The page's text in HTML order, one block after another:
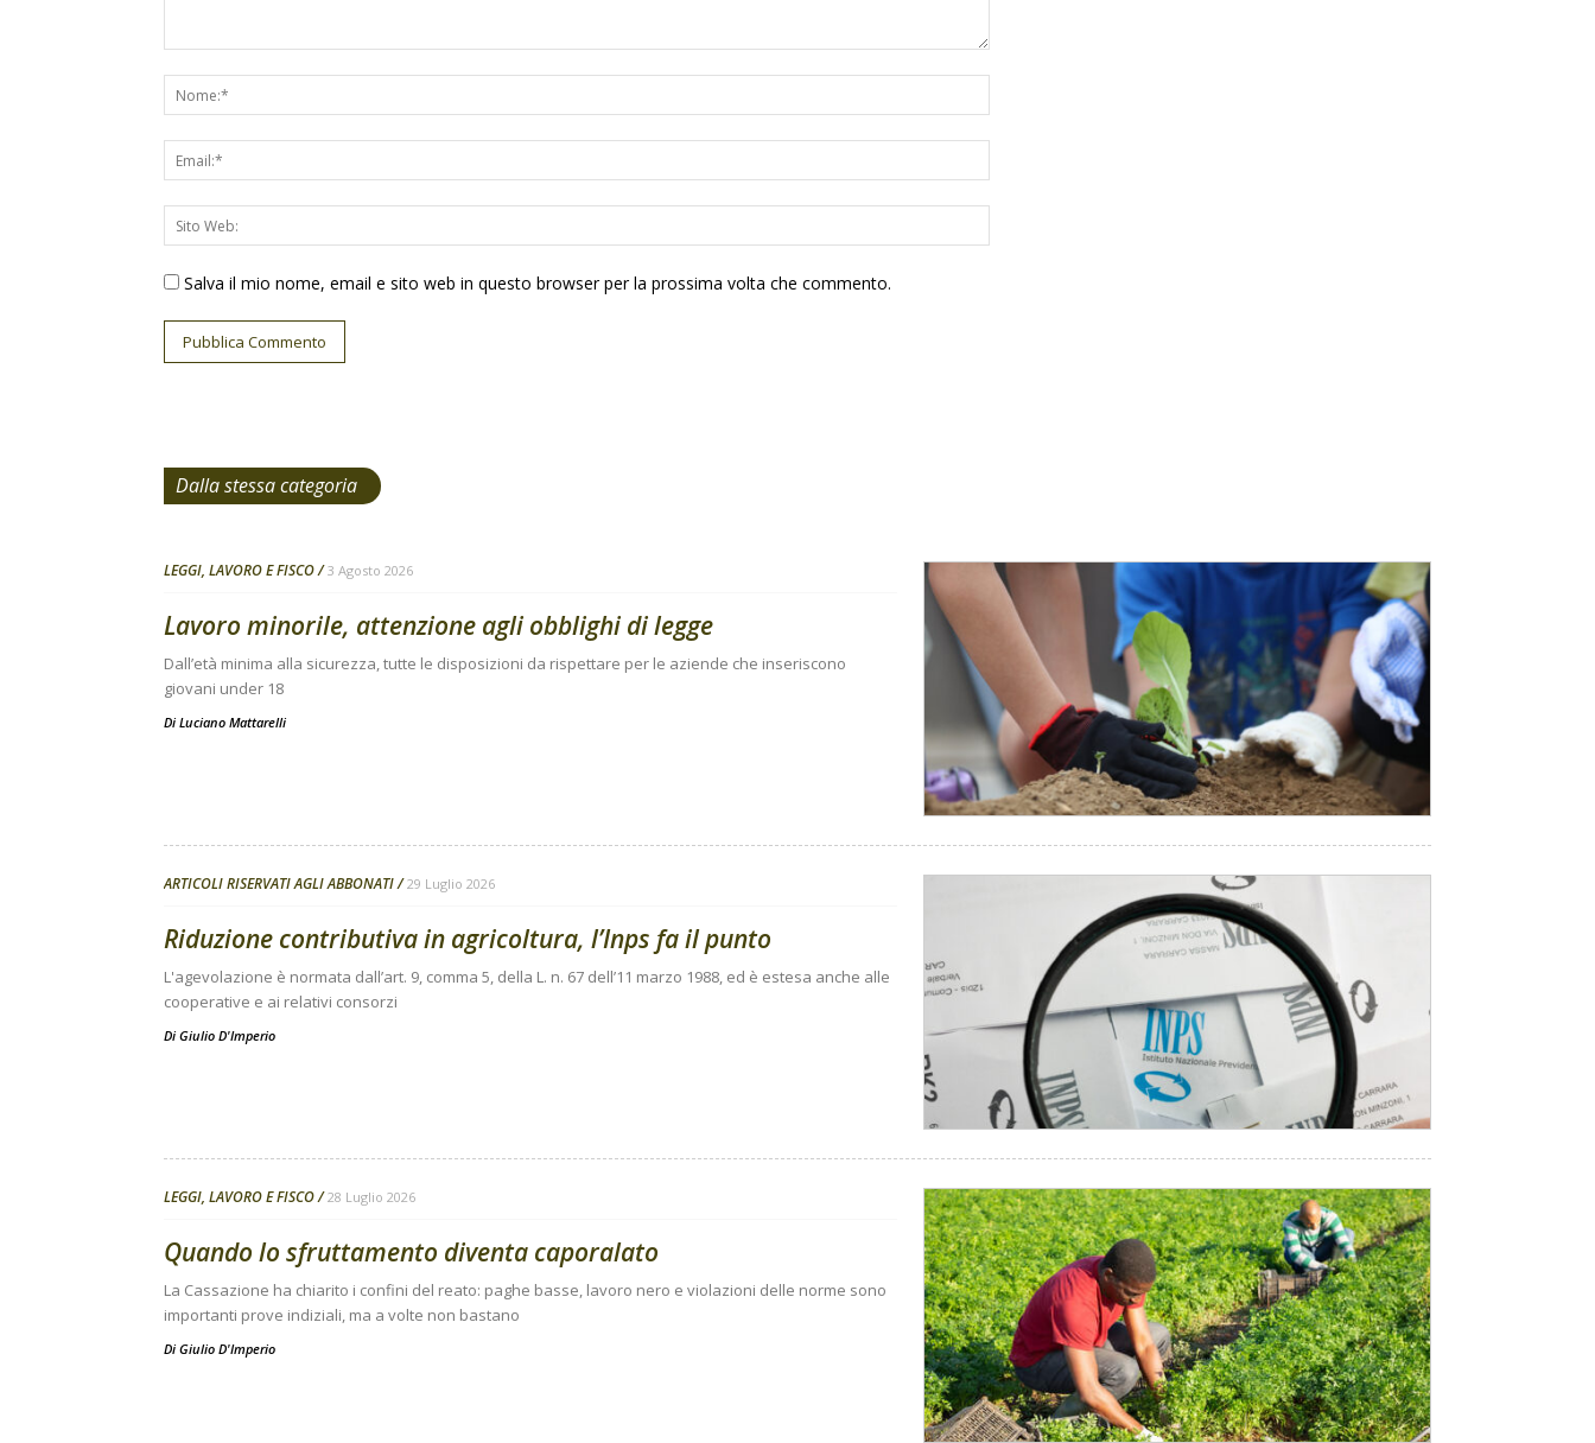
Salva il mio nome, email e sito web in questo browser per la prossima volta che commento.
Dalla stessa categoria
LEGGI, LAVORO E FISCO 3 Agosto 2026
Lavoro minorile, attenzione agli obblighi di legge
Dall’età minima alla sicurezza, tutte le disposizioni da rispettare per le aziende che inseriscono
giovani under 18
Di Luciano Mattarelli
ARTICOLI RISERVATI AGLI ABBONATI 29 Luglio 2026
Riduzione contributiva in agricoltura, l’Inps fa il punto
L'agevolazione è normata dall’art. 9, comma 5, della L. n. 67 dell’11 marzo 1988, ed è estesa anche alle
cooperative e ai relativi consorzi
Di Giulio D'Imperio
LEGGI, LAVORO E FISCO 28 Luglio 2026
Quando lo sfruttamento diventa caporalato
La Cassazione ha chiarito i confini del reato: paghe basse, lavoro nero e violazioni delle norme sono
importanti prove indiziali, ma a volte non bastano
Di Giulio D'Imperio